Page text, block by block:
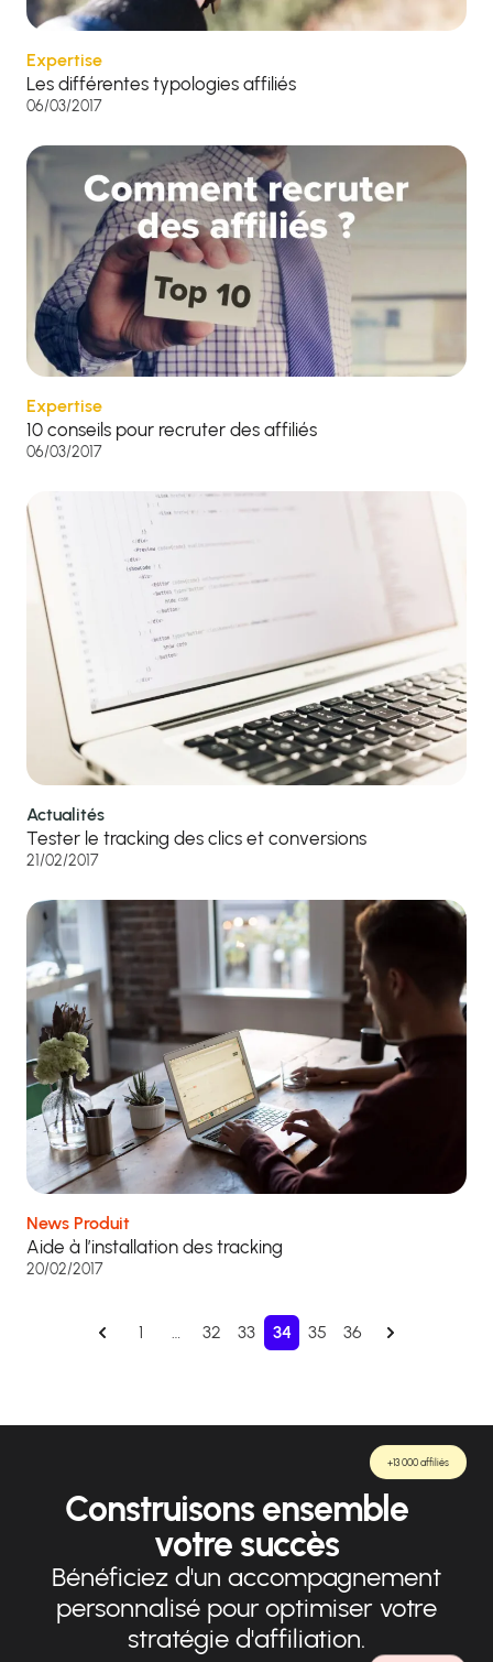
Expertise
Les différentes typologies affiliés
06/03/2017
Expertise
10 conseils pour recruter des affiliés
06/03/2017
Actualités
Tester le tracking des clics et conversions
21/02/2017
News Produit
Aide à l’installation des tracking
20/02/2017
1 … 32 33 34 35 36
+13 000 affiliés
Construisons ensemble
votre succès
Bénéficiez d'un accompagnement
personnalisé pour optimiser votre
stratégie d'affiliation.